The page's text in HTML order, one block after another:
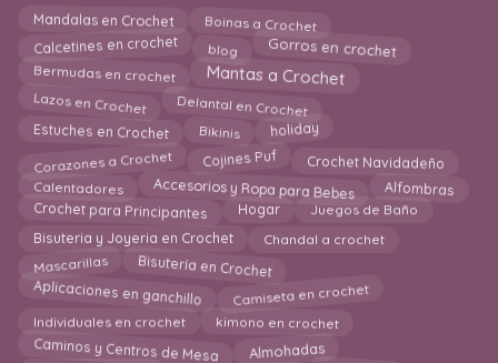
Mandalas en Crochet Boinas a Crochet
Calcetines en crochet blog Gorros en crochet
Bermudas en crochet Mantas a Crochet
Lazos en Crochet Delantal en Crochet
Estuches en Crochet Bikinis holiday
Corazones a Crochet Cojines Puf Crochet Navidadeño
Calentadores Accesorios y Ropa para Bebes Alfombras
Crochet para Principantes Hogar
Juegos de Baño
Bisuteria y Joyeria en Crochet
Chandal a crochet
Mascarillas Bisutería en Crochet
Aplicaciones en ganchillo Camiseta en crochet
Individuales en crochet kimono en crochet
Caminos y Centros de Mesa Almohadas